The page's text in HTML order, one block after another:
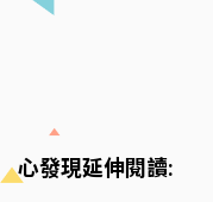
心發現延伸閱讀: